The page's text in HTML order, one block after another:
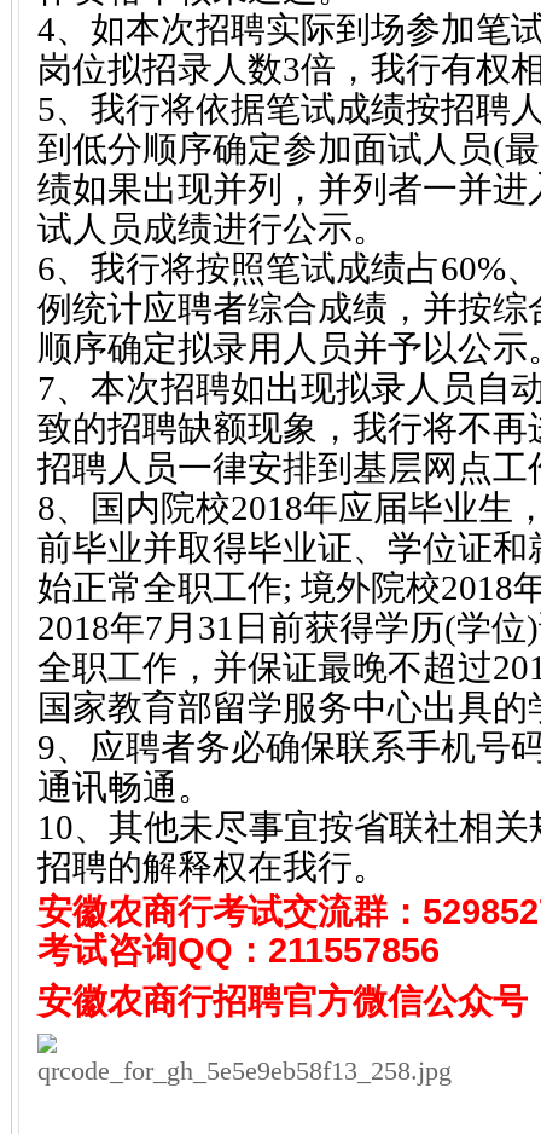
4、如本次招聘实际到场参加笔
岗位拟招录人数3倍，我行有权
5、我行将依据笔试成绩按招聘
到低分顺序确定参加面试人员(
绩如果出现并列，并列者一并
试人员成绩进行公示。
6、我行将按照笔试成绩占60%
例统计应聘者综合成绩，并按
顺序确定拟录用人员并予以公示
7、本次招聘如出现拟录人员自
致的招聘缺额现象，我行将不
招聘人员一律安排到基层网点工
8、国内院校2018年应届毕业生
前毕业并取得毕业证、学位证
始正常全职工作; 境外院校2018
2018年7月31日前获得学历(学
全职工作，并保证最晚不超过
国家教育部留学服务中心出具
9、应聘者务必确保联系手机号
通讯畅通。
10、其他未尽事宜按省联社相
招聘的解释权在我行。
安徽农商行考试交流群：
考试咨询QQ： 211557856
安徽农商行招聘官方微信公众号